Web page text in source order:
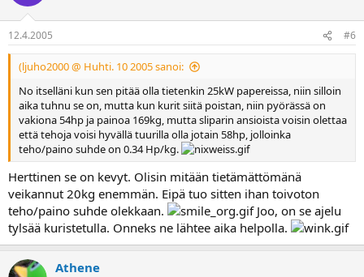
12.4.2005 #6
(ljuho2000 @ Huhti. 10 2005 sanoi:
No itselläni kun sen pitää olla tietenkin 25kW papereissa, niin silloin
aika tuhnu se on, mutta kun kurit siitä poistan, niin pyörässä on
vakiona 54hp ja painoa 169kg, mutta sliparin ansioista voisin olettaa
että tehoja voisi hyvällä tuurilla olla jotain 58hp, jolloinka
teho/paino suhde on 0.34 Hp/kg.
Herttinen se on kevyt. Olisin mitään tietämättömänä
veikannut 20kg enemmän. Eipä tuo sitten ihan toivoton
teho/paino suhde olekkaan.
Joo, on se ajelu
tylsää kuristetulla. Onneks ne lähtee aika helpolla.
Athene